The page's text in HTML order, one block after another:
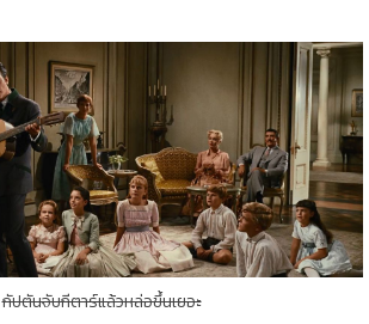
กัปตันจับกีตาร์แล้วหล่อขึ้นเยอะ